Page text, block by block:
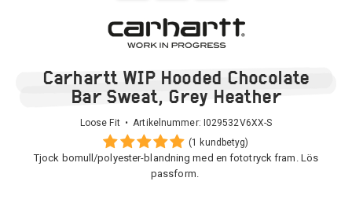
Carhartt WIP Hooded Chocolate
Bar Sweat, Grey Heather
Loose Fit • Artikelnummer: I029532V6XX-S
(1 kundbetyg)
Tjock bomull/polyester-blandning med en fototryck fram. Lös
passform.